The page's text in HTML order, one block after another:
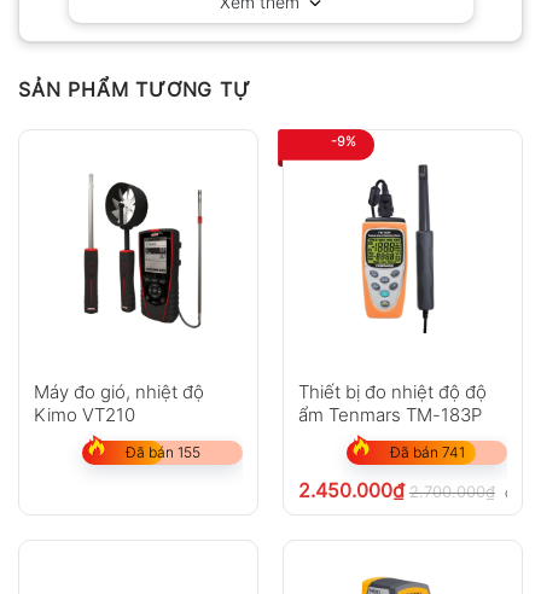
SẢN PHẨM TƯƠNG TỰ
Máy đo gió, nhiệt độ
Kimo VT210
Đã bán 155
-9%
Thiết bị đo nhiệt độ độ
ẩm Tenmars TM-183P
Đã bán 741
2.450.000₫ 2.700.000₫ chưa